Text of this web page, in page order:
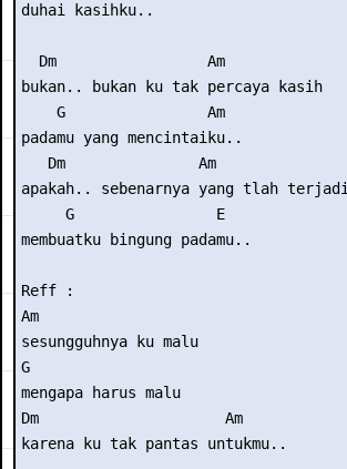
duhai kasihku..
  Dm                 Am
bukan.. bukan ku tak percaya kasih
    G                Am
padamu yang mencintaiku..
   Dm               Am
apakah.. sebenarnya yang tlah terjadi
     G                E
membuatku bingung padamu..
Reff :
Am
sesungguhnya ku malu
G
mengapa harus malu
Dm                     Am
karena ku tak pantas untukmu..